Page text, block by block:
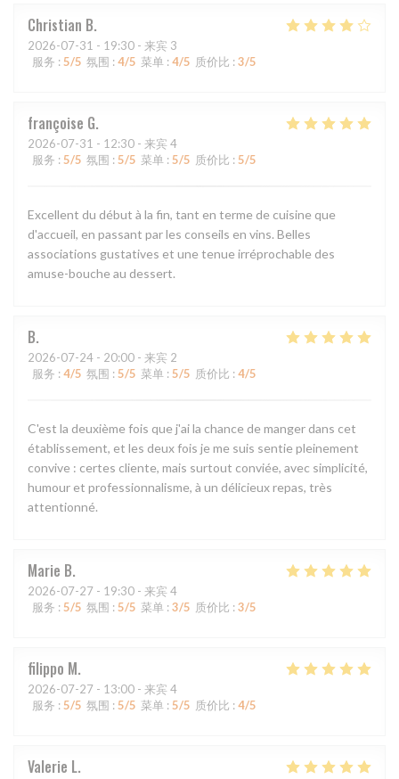
Christian B
2026-07-31 - 19:30 - 来宾 3
服务 : 5/5 氛围 : 4/5 菜单 : 4/5 质价比 : 3/5
françoise G
2026-07-31 - 12:30 - 来宾 4
服务 : 5/5 氛围 : 5/5 菜单 : 5/5 质价比 : 5/5
Excellent du début à la fin, tant en terme de cuisine que
d'accueil, en passant par les conseils en vins. Belles
associations gustatives et une tenue irréprochable des
amuse-bouche au dessert.
B
2026-07-24 - 20:00 - 来宾 2
服务 : 4/5 氛围 : 5/5 菜单 : 5/5 质价比 : 4/5
C'est la deuxième fois que j'ai la chance de manger dans cet
établissement, et les deux fois je me suis sentie pleinement
convive : certes cliente, mais surtout conviée, avec simplicité,
humour et professionnalisme, à un délicieux repas, très
attentionné.
Marie B
2026-07-27 - 19:30 - 来宾 4
服务 : 5/5 氛围 : 5/5 菜单 : 3/5 质价比 : 3/5
filippo M
2026-07-27 - 13:00 - 来宾 4
服务 : 5/5 氛围 : 5/5 菜单 : 5/5 质价比 : 4/5
Valerie L